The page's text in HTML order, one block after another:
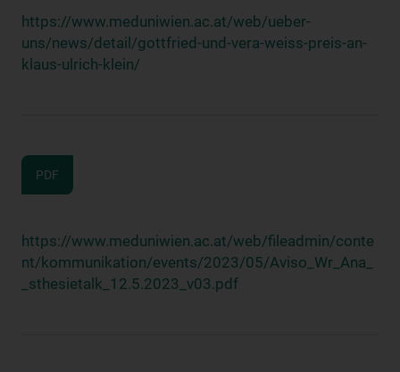
https://www.meduniwien.ac.at/web/ueber-
uns/news/detail/gottfried-und-vera-weiss-preis-an-
klaus-ulrich-klein/
PDF
https://www.meduniwien.ac.at/web/fileadmin/conte
nt/kommunikation/events/2023/05/Aviso_Wr_Ana_
_sthesietalk_12.5.2023_v03.pdf